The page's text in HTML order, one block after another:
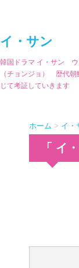
イ・サン
韓国ドラマ イ・サン
（チョンジョ） 歴代朝
じて考証していきます
ホーム > イ・
「 イ